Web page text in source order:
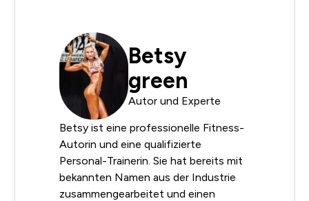
Betsy
green
Autor und Experte
Betsy ist eine professionelle Fitness-
Autorin und eine qualifizierte
Personal-Trainerin. Sie hat bereits mit
bekannten Namen aus der Industrie
zusammengearbeitet und einen